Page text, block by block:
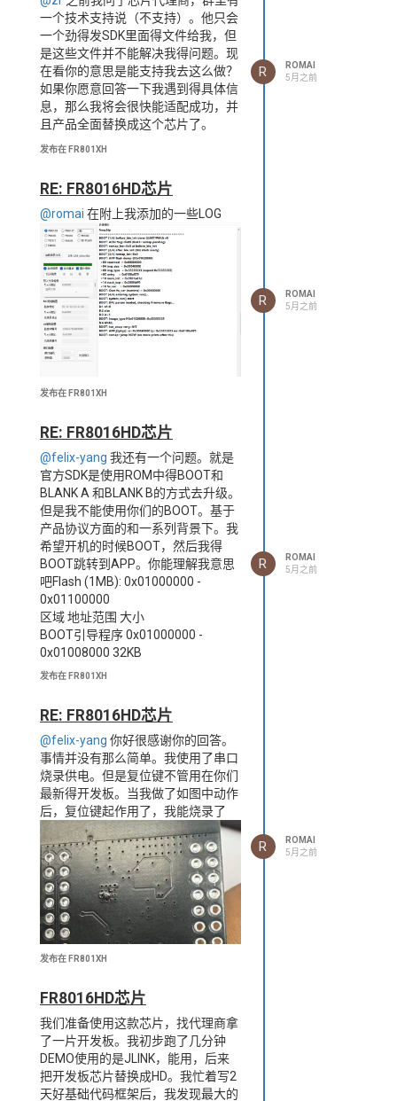
第一个，remap设完之后不管怎么复
位都被清掉了。
platform_reset_patch试了、WDT
试了、ARM的VECTRESET也试了，
remap_length复位完都是0。我还往
port_pull（0x50000020）写了个固
定值0xA5A50001，复位完读回来是
0xFFFFFFFF，确认整个system_regs
说"remap在warm reset后保持"，但
我实测不是这样，不知道是我理解错
了还是跟芯片版本有关。
第二个，我试过不复位直接软件跳转
到ROM的
Reset_Handler（0x00000821），
remap确实能保持，但ROM只打印
一个"freqchip"就卡死了，正常上电
是两三个然后进应用。中断、定时
器、BLE基带复位、EM清零、UART
FIFO、FPB、VTOR、时钟寄存器我
有个有意思的现象：用VECTRESET
跑起来（两个freqchip然后正常加载
了BOOT），但紧接着第二次就一个
freqchip卡死了。我怀疑ROM在
SRAM里有内部变量，跑了两轮
BOOT之后SRAM被污染了ROM就起
不来。
如果可以希望回答我得问题
remap到底能不能跨复位保
持？什么条件下能保持？
SDK的OTA做完
platform_reset_patch复位之
后，ROM是怎么知道要切到另
一个bank的？是靠remap还是
PMU寄存器还是flash里的什
么标志？
有什么保留区域不能碰的？我
0x20000000开始的SRAM，
是不是覆盖了ROM自己的东
西。
我这种独立Bootloader的需求
（自定义DFU协议、防盗版校
验），在FR8016HD上有推荐
的做法吗？还是说这个芯片不
支持独立Boot，必须用SDK内
置OTA？
我BOOT的image_size是
0x20000，APP的是
0x40000，大小不一样，ROM
的双bank能处理吗。让ROM
BOOT还是我得APP。当然如
能不需要复位，ROM 中得
BOOT 。跳转到我得BOOT。
然后我得BOOT跳转到 APP 这
样更好了，
一个技术支持说（不支持）。他只会
一个劲得发SDK里面得文件给我，但
是这些文件并不能解决我得问题。现
在看你的意思是能支持我去这么做？
如果你愿意回答一下我遇到得具体信
息，那么我将会很快能适配成功，并
且产品全面替换成这个芯片了。
发布在 FR801XH
R
ROMAI
5月之前
RE: FR8016HD芯片
@romai 在附上我添加的一些LOG
发布在 FR801XH
R
ROMAI
5月之前
RE: FR8016HD芯片
@felix-yang 我还有一个问题。就是
官方SDK是使用ROM中得BOOT和
BLANK A 和BLANK B的方式去升级。
但是我不能使用你们的BOOT。基于
产品协议方面的和一系列背景下。我
希望开机的时候BOOT，然后我得
BOOT跳转到APP。你能理解我意思
吧Flash (1MB): 0x01000000 -
0x01100000
区域 地址范围 大小
BOOT引导程序 0x01000000 -
0x01008000 32KB
APP主固件区 0x01008000 -
APP参数存储区 0x01048000 -
0x01049000 4KB
APP参数备份区 0x01049000 -
0x0104A000 4KB
固件DFU标志区 0x0104A000 -
0x0104B000 4KB
用户存储区 0x0104B000 -
0x0105B000 64KB
OTA临时缓冲区 0x0105B000 -
0x0109B000 256KB
预留扩展区 0x0109B000 -
0x010FD000 392KB
BLE绑定信息 0x010FD000 -
0x010FE000 4KB
BLE远端服务缓存 0x010FE000 -
跳转表/静态密钥 0x010FF000 -
0x01100000 4KB。大概我项目内存
分配这样。我查看了手册跟SDK都无
法从我得BOOT跳转到APP。这款芯
片支持这么做吗。原谅我不太会描述
发布在 FR801XH
R
ROMAI
5月之前
RE: FR8016HD芯片
@felix-yang 你好很感谢你的回答。
事情并没有那么简单。我使用了串口
烧录供电。但是复位键不管用在你们
最新得开发板。当我做了如图中动作
后，复位键起作用了，我能烧录了
发布在 FR801XH
R
ROMAI
5月之前
FR8016HD芯片
我们准备使用这款芯片，找代理商拿
了一片开发板。我初步跑了几分钟
DEMO使用的是JLINK，能用，后来
把开发板芯片替换成HD。我忙着写2
天好基础代码框架后，我发现最大的